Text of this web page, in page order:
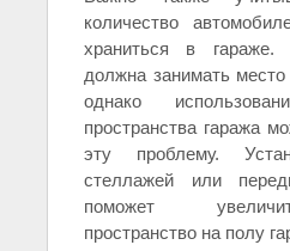
количество
храниться в
должна занимать
однако
пространства гаража
эту проблему.
стеллажей или
поможет
пространство на полу